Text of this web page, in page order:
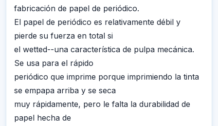
fabricación de papel de periódico.
El papel de periódico es relativamente débil y
pierde su fuerza en total si
el wetted--una característica de pulpa mecánica.
Se usa para el rápido
periódico que imprime porque imprimiendo la tinta
se empapa arriba y se seca
muy rápidamente, pero le falta la durabilidad de
papel hecha de